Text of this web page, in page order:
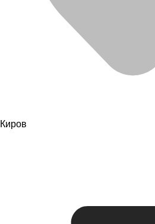
Киров